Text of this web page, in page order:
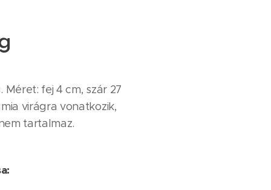
Méret: fej 4 cm, szár 27
virágra vonatkozik,
tartalmaz.